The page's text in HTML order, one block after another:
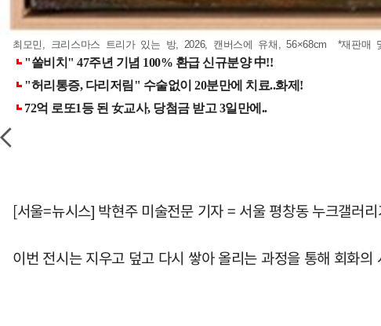
최모민, 크리스마스 트리가 있는 방, 2026, 캔버스에 유채, 56×68cm *재판매
[서울=뉴시스] 박현주 미술전문 기자 = 서울 평창동 누크갤
이번 전시는 지우고 덮고 다시 쌓아 올리는 과정을 통해 회화